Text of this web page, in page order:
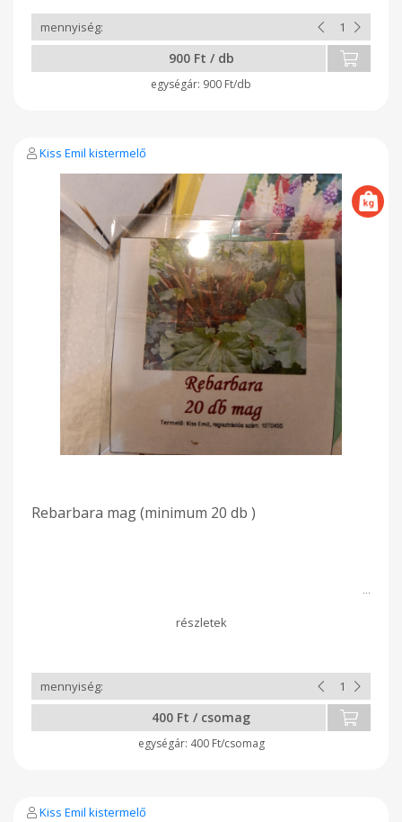
900 Ft / db
900 Ft/db
Kiss Emil kistermelő
Rebarbara mag (minimum 20 db )
400 Ft / csomag
400 Ft/csomag
Kiss Emil kistermelő